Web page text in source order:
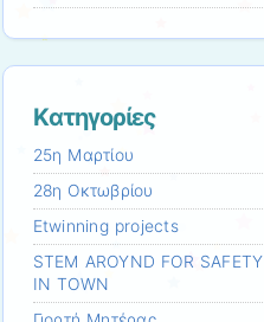
Kατηγορίες
25η Μαρτίου
28η Οκτωβρίου
Etwinning projects
STEM AROYND FOR SAFETY
IN TOWN